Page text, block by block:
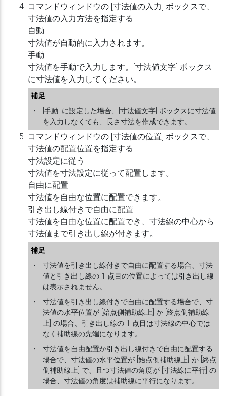
コマンドウィンドウの [寸法値の入力] ボックスで、
寸法値の入力方法を指定する
自動
寸法値が自動的に入力されます。
手動
寸法値を手動で入力します。[寸法値文字] ボックス
に寸法値を入力してください。
補足
・
[手動] に設定した場合、[寸法値文字] ボックスに寸法値
を入力しなくても、長さ寸法を作成できます。
コマンドウィンドウの [寸法値の位置] ボックスで、
寸法値の配置位置を指定する
寸法設定に従う
寸法値を寸法設定に従って配置します。
自由に配置
寸法値を自由な位置に配置できます。
引き出し線付きで自由に配置
寸法値を自由な位置に配置でき、寸法線の中心から
寸法値まで引き出し線が付きます。
補足
・
寸法値を引き出し線付きで自由に配置する場合、寸法
値と引き出し線の 1 点目の位置によっては引き出し線
は表示されません。
・
寸法値を引き出し線付きで自由に配置する場合で、寸
法値の水平位置が [始点側補助線上] か [終点側補助線
上] の場合、引き出し線の 1 点目は寸法線の中心では
なく補助線の先端になります。
・
寸法値を自由配置か引き出し線付きで自由に配置する
場合で、寸法値の水平位置が [始点側補助線上] か [終点
側補助線上] で、且つ寸法値の角度が [寸法線に平行] の
場合、寸法値の角度は補助線に平行になります。